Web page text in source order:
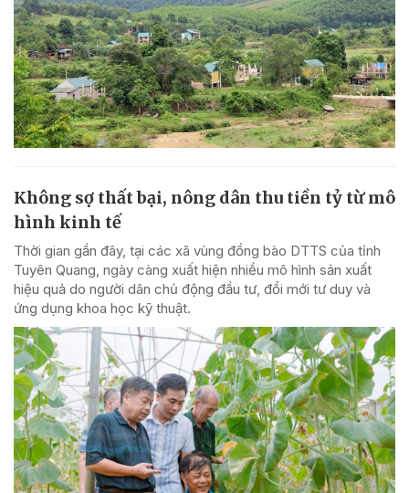
Không sợ thất bại, nông dân thu tiền tỷ từ mô
hình kinh tế
Thời gian gần đây, tại các xã vùng đồng bào DTTS của tỉnh
Tuyên Quang, ngày càng xuất hiện nhiều mô hình sản xuất
hiệu quả do người dân chủ động đầu tư, đổi mới tư duy và
ứng dụng khoa học kỹ thuật.